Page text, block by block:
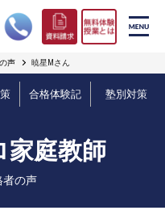
声 暁星Mさん
合格体験記 塾別対策
家庭教師
者の声